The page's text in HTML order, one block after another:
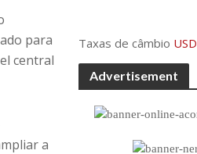
para
central
a
Taxas de câmbio USD
Advertisement